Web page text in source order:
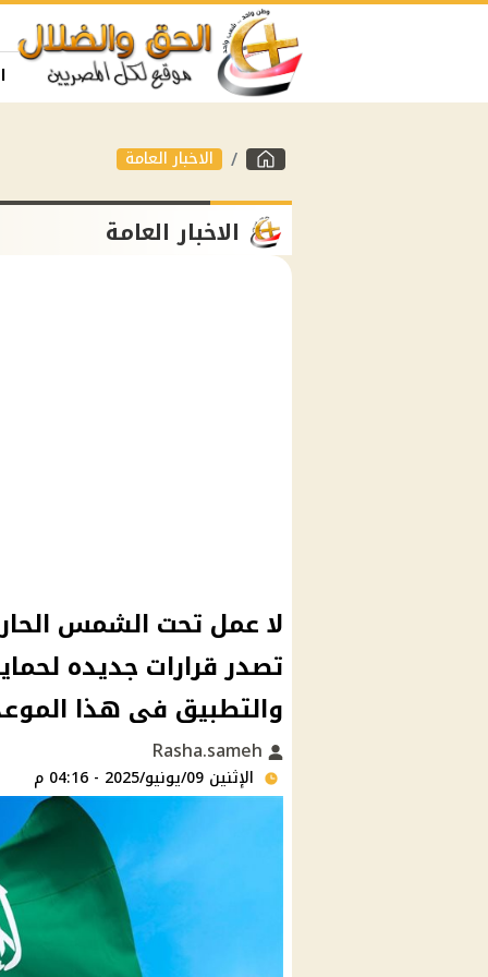
الاخبار العامة
الاخبار العامة
لا عمل تحت الشمس
تصدر قرارات جديده
والتطبيق فى هذا
الإثنين 09/يونيو/2025 - 04:16 م